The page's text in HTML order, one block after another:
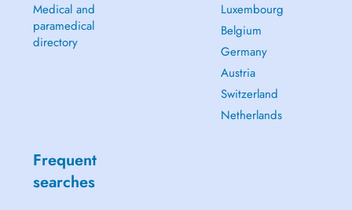
Medical and
paramedical
directory
Luxembourg
Belgium
Germany
Austria
Switzerland
Netherlands
Frequent
searches